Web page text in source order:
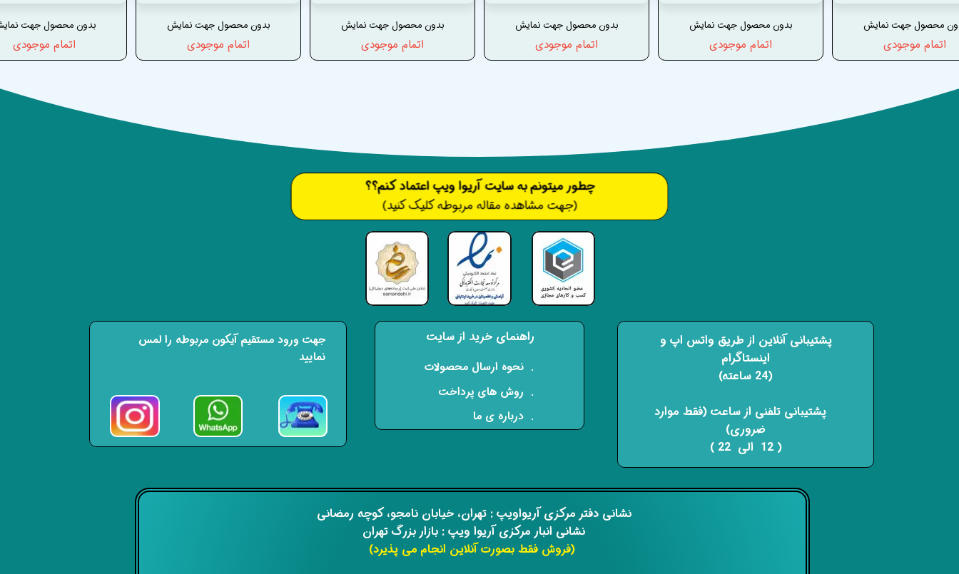
بدون محصول جهت
اتمام موجودی
بدون محصول جهت نمایش
اتمام موجودی
بدون محصول جهت نمایش
اتمام موجودی
بدون محصول جهت نمایش
اتمام موجودی
بدون محصول جهت نمایش
اتمام موجودی
محصول جهت نمایش
اتمام موجودی
​​نشانی دفتر مرکزی آریواویپ : تهران، خیابان نامجو،کوچه رمضانی
نشانی انبار مرکزی آریوا ویپ : بازار بزرگ تهران
(فروش فقط بصورت آنلاین انجام می پذیرد)
​​​چطور میتونم به سایت آریوا ویپ اعتماد کنم؟؟
(جهت مشاهده مقاله مربوطه کلیک کنید)
راهنمای خرید از سایت
​. نحوه ارسال محصولات
. روش های پرداخت
. درباره ی ما
پشتیبانی آنلاین از طریق واتس اپ و
اینستاگرام
(24 ساعته)
​​​​​​​ پشتیبانی تلفنی از ساعت (فقط موارد
ضروری)
( 12 الی 22 ) ​​​​​​​
جهت ورود مستقیم آیکون مربوطه را لمس
نمایید